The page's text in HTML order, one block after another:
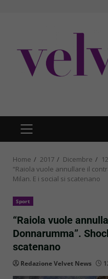
PRIMARY
MENU
Home 2017 Dicembre
12
“Raiola vuole annullare il
Milan. E i social si scatenano
Sport
“Raiola vuole
Donnarumma”.
scatenano
Redazione Velvet News